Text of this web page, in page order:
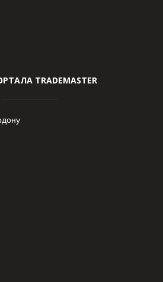
TRADEMASTER